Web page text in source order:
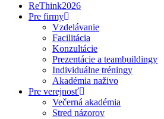
ReThink2026
Pre firmy
Vzdelávanie
Facilitácia
Konzultácie
Prezentácie a teambuildingy
Individuálne tréningy
Akadémia naživo
Pre verejnosť
Večerná akadémia
Stred názorov